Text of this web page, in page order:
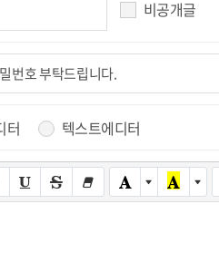
비공개글
터 텍스트에디터